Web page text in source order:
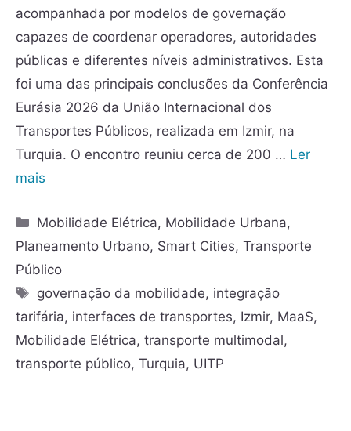
acompanhada por modelos de governação
capazes de coordenar operadores, autoridades
públicas e diferentes níveis administrativos. Esta
foi uma das principais conclusões da Conferência
Eurásia 2026 da União Internacional dos
Transportes Públicos, realizada em Izmir, na
Turquia. O encontro reuniu cerca de 200 … Ler
mais
Mobilidade Elétrica, Mobilidade Urbana,
Planeamento Urbano, Smart Cities, Transporte
Público
governação da mobilidade, integração
tarifária, interfaces de transportes, Izmir, MaaS,
Mobilidade Elétrica, transporte multimodal,
transporte público, Turquia, UITP